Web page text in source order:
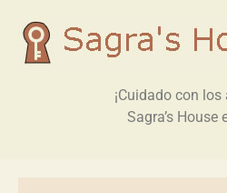
¡Cuidado con
Sagra’s House